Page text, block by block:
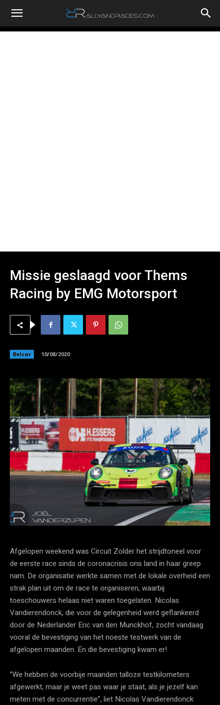
RallyandRaces.com
Missie geslaagd voor Thems
Racing by EMG Motorsport
Belcar 10/08/2020
Afgelopen weekend was Circuit Zolder het strijdtoneel voor
de eerste race sinds de coronacrisis ons land in haar greep
nam. De organisatie werkte samen met de lokale overheid een
strak plan uit om de race te organiseren, waarbij
toeschouwers helaas niet waren toegelaten. Nicolas
Vandierendonck, die voor de gelegenheid werd geflankeerd
door de Nederlander Eric van den Munckhof, zocht vandaag
vooral de bevestiging van het noeste testwerk van de
afgelopen maanden. En die bevestiging kwam er!
“We hebben de voorbije maanden talloze testkilometers
afgewerkt, maar je weet pas waar je staat, als je jezelf kan
meten met de concurrentie”, liet Nicolas Vandierendonck